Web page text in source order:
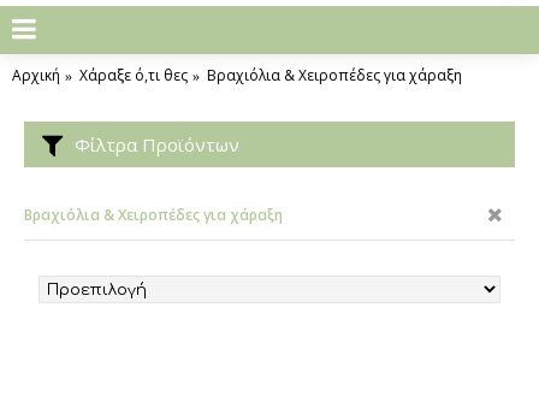
Αρχική Χάραξε ό,τι θες Βραχιόλια & Χειροπέδες για χάραξη
Φίλτρα Προϊόντων
Βραχιόλια & Χειροπέδες για χάραξη